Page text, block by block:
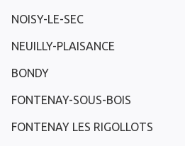
NOISY-LE-SEC
NEUILLY-PLAISANCE
BONDY
FONTENAY-SOUS-BOIS
FONTENAY LES RIGOLLOTS